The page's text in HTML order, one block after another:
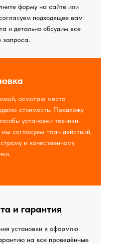
осмотрю место
стоимость. Предложу
установки техники.
согласуем план действий,
и качественному
и гарантия
установки я оформлю
на все проведённые
форму на сайте или
подходящее вам
и детально обсудим все